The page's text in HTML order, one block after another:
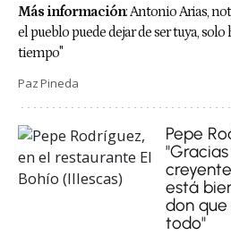
Más información:Antonio Arias,
el pueblo puede dejar de ser tuya, solo
tiempo"
Paz Pineda
Pepe
está
don
todo"